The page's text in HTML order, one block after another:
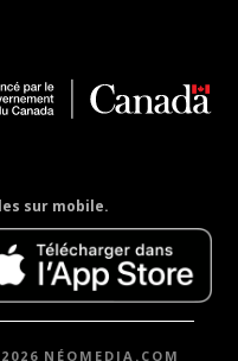
sur mobile.
NÉOMEDIA.COM